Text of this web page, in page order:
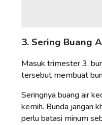
3. Sering Buang
Masuk trimester 3,
tersebut membuat
Seringnya buang air
kemih. Bunda jangan
perlu batasi minum